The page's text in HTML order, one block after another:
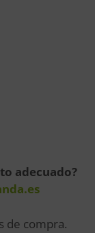
adecuado?
de compra.